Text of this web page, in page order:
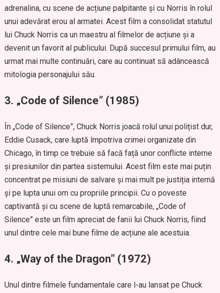
adrenalina, cu scene de acțiune palpitante și cu Norris în rolul
unui adevărat erou al armatei. Acest film a consolidat statutul
lui Chuck Norris ca un maestru al filmelor de acțiune și a
devenit un favorit al publicului. După succesul primului film, au
urmat mai multe continuări, care au continuat să adâncească
mitologia personajului său.
3. „Code of Silence” (1985)
În „Code of Silence”, Chuck Norris joacă rolul unui polițist dur,
Eddie Cusack, care luptă împotriva crimei organizate din
Chicago, în timp ce trebuie să facă față unor conflicte interne
și presiunilor din partea sistemului. Acest film este mai puțin
concentrat pe misiuni de salvare și mai mult pe justiția internă
și pe lupta unui om cu propriile principii. Cu o poveste
captivantă și cu scene de luptă remarcabile, „Code of
Silence” este un film apreciat de fanii lui Chuck Norris, fiind
unul dintre cele mai bune filme de acțiune ale acestuia.
4. „Way of the Dragon” (1972)
Unul dintre filmele fundamentale care l-au lansat pe Chuck